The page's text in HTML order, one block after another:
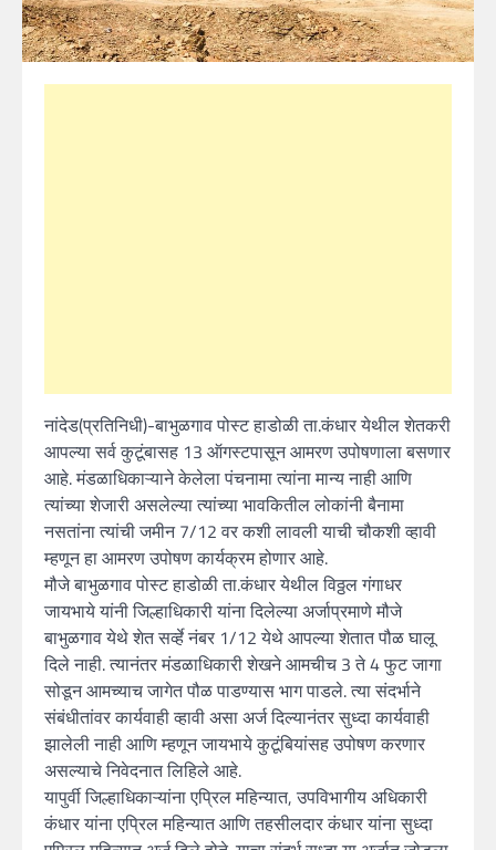
नांदेड(प्रतिनिधी)-बाभुळगाव पोस्ट हाडोळी ता.कंधार येथील शेतकरी
आपल्या सर्व कुटूंबासह 13 ऑगस्टपासून आमरण उपोषणाला बसणार
आहे. मंडळाधिकाऱ्याने केलेला पंचनामा त्यांना मान्य नाही आणि
त्यांच्या शेजारी असलेल्या त्यांच्या भावकितील लोकांनी बैनामा
नसतांना त्यांची जमीन 7/12 वर कशी लावली याची चौकशी व्हावी
म्हणून हा आमरण उपोषण कार्यक्रम होणार आहे.
मौजे बाभुळगाव पोस्ट हाडोळी ता.कंधार येथील विठ्ठल गंगाधर
जायभाये यांनी जिल्हाधिकारी यांना दिलेल्या अर्जाप्रमाणे मौजे
बाभुळगाव येथे शेत सर्व्हे नंबर 1/12 येथे आपल्या शेतात पौळ घालू
दिले नाही. त्यानंतर मंडळाधिकारी शेखने आमचीच 3 ते 4 फुट जागा
सोडून आमच्याच जागेत पौळ पाडण्यास भाग पाडले. त्या संदर्भाने
संबंधीतांवर कार्यवाही व्हावी असा अर्ज दिल्यानंतर सुध्दा कार्यवाही
झालेली नाही आणि म्हणून जायभाये कुटूंबियांसह उपोषण करणार
असल्याचे निवेदनात लिहिले आहे.
यापुर्वी जिल्हाधिकाऱ्यांना एप्रिल महिन्यात, उपविभागीय अधिकारी
कंधार यांना एप्रिल महिन्यात आणि तहसीलदार कंधार यांना सुध्दा